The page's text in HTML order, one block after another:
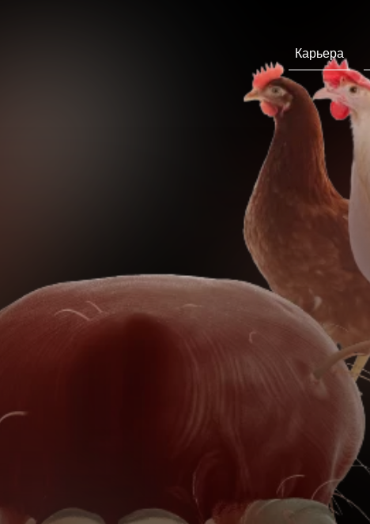
Карьера